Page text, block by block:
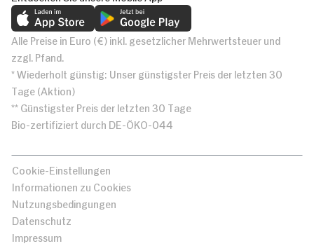
Alle Preise in Euro (€) inkl. gesetzlicher Mehrwertsteuer und
zzgl. Pfand.
* Wiederholt günstig: Unser günstigster Preis der letzten 30
Tage (Aktion)
** Günstigster Preis der letzten 30 Tage
Bio-zertifiziert durch DE-ÖKO-044
Cookie-Einstellungen
Informationen zu Cookies
Nutzungsbedingungen
Datenschutz
Impressum